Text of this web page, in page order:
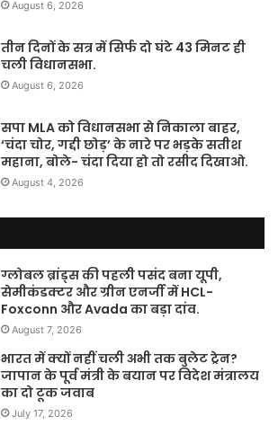
August 6, 2026
तीन दिनों के सत्र में सिर्फ दो घंटे 43 मिनट ही
चली विधानसभा.
August 6, 2026
सपा MLA को विधानसभा से निकाला बाहर,
‘चंदा चोर, गद्दी छोड़’ के नारे पर भड़के सतीश
महाना, बोले- चंदा दिया हो तो रसीद दिखाओ.
August 4, 2026
ग्लोबल ब्रांड्स की पहली पसंद बना यूपी,
सेमीकंडक्टर और ग्रीन एनर्जी में HCL-
Foxconn और Avada का बड़ा दांव.
August 7, 2026
भारत में क्यों नहीं चली अभी तक बुलेट ट्रेन?
जापान के पूर्व मंत्री के बयान पर विदेश मंत्रालय
का दो टूक जवाब
July 17, 2026